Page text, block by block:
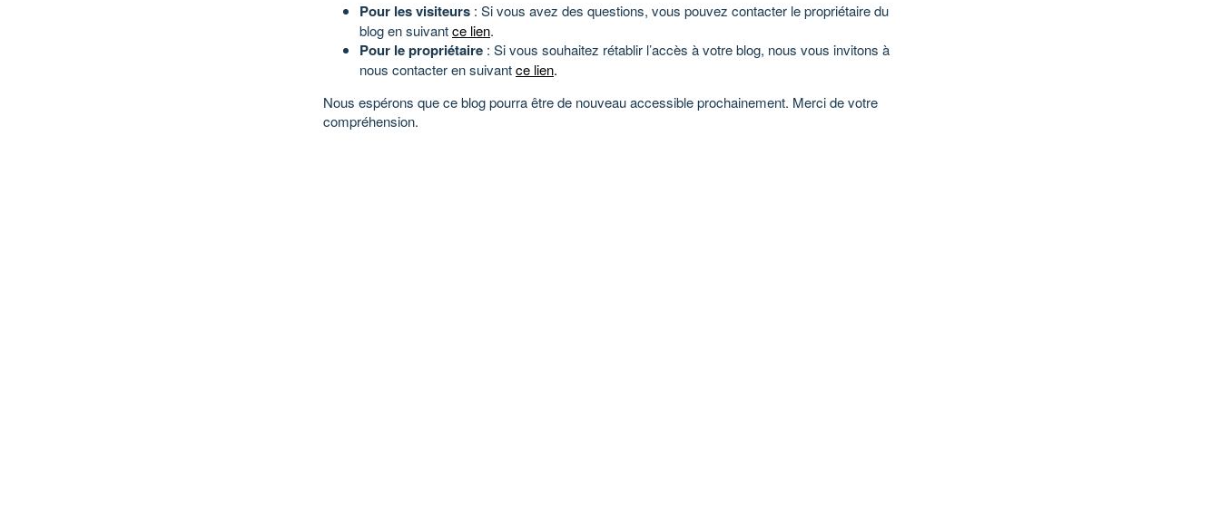
Pour les visiteurs : Si vous avez des questions, vous pouvez contacter le propriétaire du
blog en suivantce lien.
Pour le propriétaire : Si vous souhaitez rétablir l’accès à votre blog, nous vous invitons à
nous contacter en suivantce lien.
Nous espérons que ce blog pourra être de nouveau accessible prochainement. Merci de votre
compréhension.